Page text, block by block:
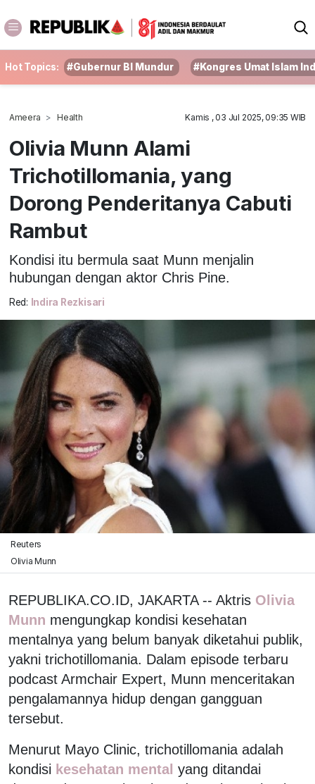
Hot Topics: #Gubernur BI Mundur #Kongres Umat Islam
Ameera Health Kamis , 03 Jul 2025, 09:35 WIB
Olivia Munn Alami
Trichotillomania, yang
Dorong Penderitanya Cabuti
Rambut
Kondisi itu bermula saat Munn menjalin
hubungan dengan aktor Chris Pine.
Red: Indira Rezkisari
Reuters
Olivia Munn
REPUBLIKA.CO.ID, JAKARTA -- Aktris Olivia
Munn mengungkap kondisi kesehatan
mentalnya yang belum banyak diketahui publik,
yakni trichotillomania. Dalam episode terbaru
podcast Armchair Expert, Munn menceritakan
pengalamannya hidup dengan gangguan
tersebut.
Menurut Mayo Clinic, trichotillomania adalah
kondisi kesehatan mental yang ditandai